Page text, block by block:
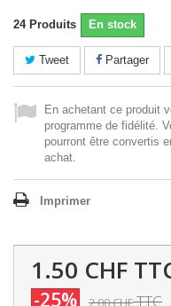
24 Produits En stock
Tweet Partager
En achetant ce produit
programme de fidélité.
pourront être convertis
achat.
Imprimer
1.50 CHF
-25% TTC